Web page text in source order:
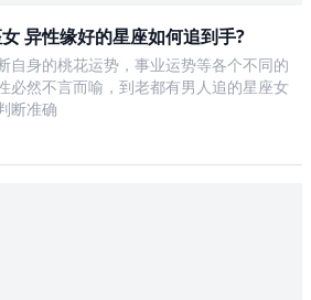
异性缘好的星座如何追到手?
自身的桃花运势，事业运势等各个不同的
必然不言而喻，到老都有男人追的星座女
断准确